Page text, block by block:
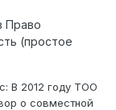
Право
(простое
В 2012 году ТОО
о совместной